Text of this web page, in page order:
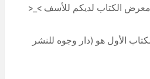
الكتاب لديكم للأسف >_<
الأول هو (دار وجوه للنشر